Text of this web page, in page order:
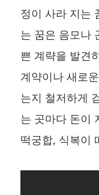
정이 사라 지는
는 꿈은 음모나
쁜 계략을 발견
계약이나 새로
는지 철저하게
는 곳마다 돈이
떡궁합, 식복이